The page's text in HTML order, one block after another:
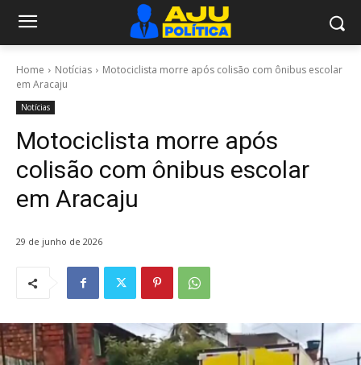
Home Notícias
Motociclista morre após colisão com ônibus escolar
em Aracaju
Notícias
Motociclista morre após
colisão com ônibus escolar
em Aracaju
29 de junho de 2026